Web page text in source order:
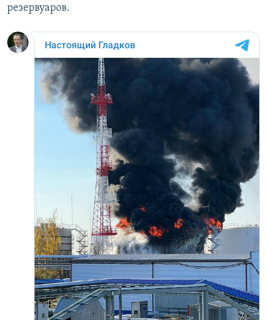
резервуаров.